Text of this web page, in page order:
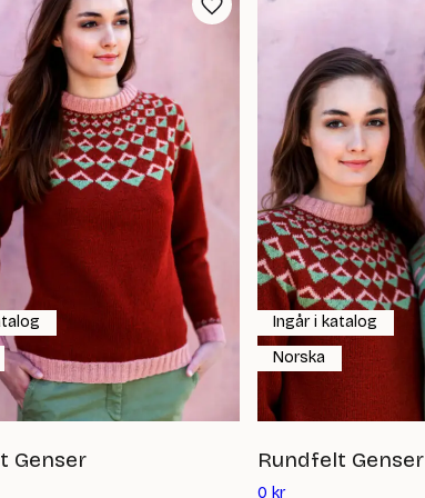
Genser Rundfelt Genser
0 krDet
Ingår i katalog
Norska